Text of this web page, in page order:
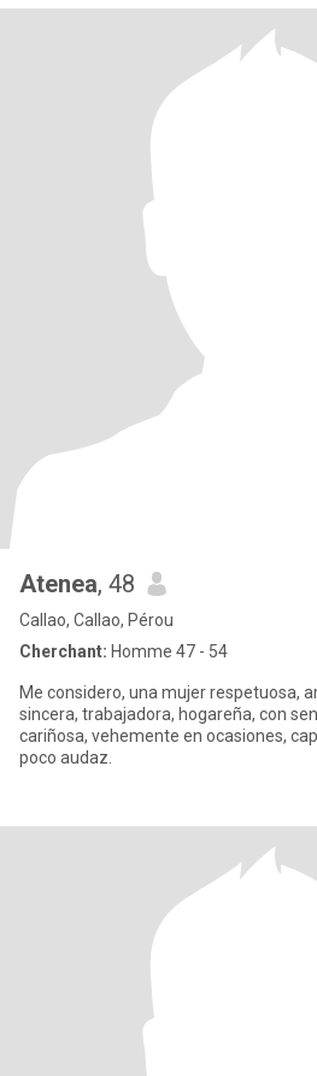
Atenea, 48
Callao, Callao, Pérou
Cherchant: Homme 47 - 54
Me considero, una mujer respetuosa,
sincera, trabajadora, hogareña, con
cariñosa, vehemente en ocasiones,
poco audaz.